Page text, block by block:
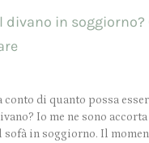
divano in
conto di quanto possa
Io me ne sono
in soggiorno. Il